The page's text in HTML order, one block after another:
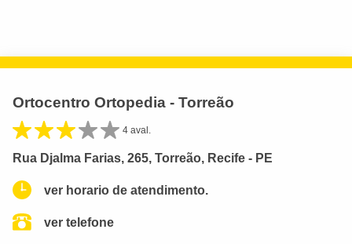
Ortocentro Ortopedia - Torreão
4 aval.
Rua Djalma Farias, 265, Torreão, Recife - PE
ver horario de atendimento.
ver telefone